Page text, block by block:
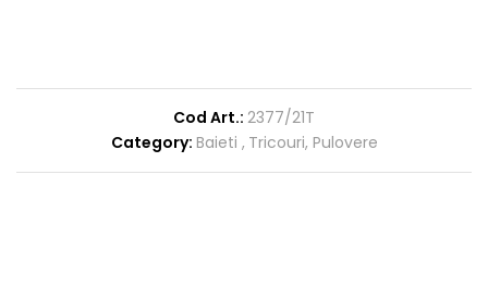
Cod Art.: 2377/21T
Category: Baieti Tricouri, Pulovere